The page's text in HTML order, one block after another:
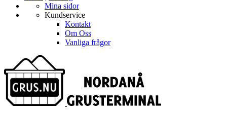
Mina sidor
Kundservice
Kontakt
Om Oss
Vanliga frågor